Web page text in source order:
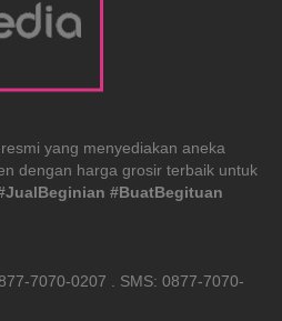
yang menyediakan aneka
dengan harga grosir terbaik untuk
#BuatBegituan
7070-0207 . SMS: 0877-7070-